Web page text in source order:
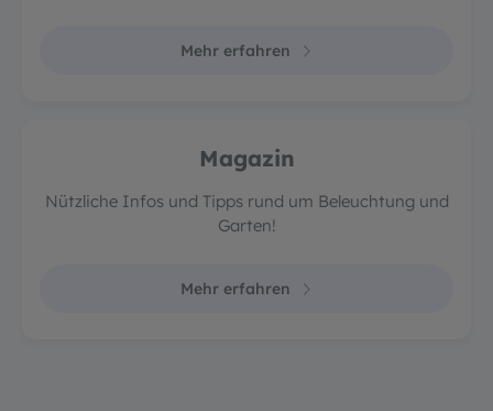
Mehr erfahren
Magazin
Nützliche Infos und Tipps rund um Beleuchtung und
Garten!
Mehr erfahren